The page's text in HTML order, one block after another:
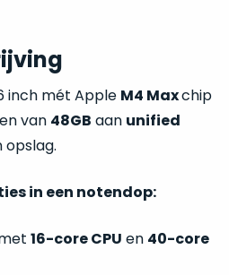
inch mét Apple M4 Maxchip
van 48GB aan unified
opslag.
in een notendop:
16-core CPU en 40-core
tref